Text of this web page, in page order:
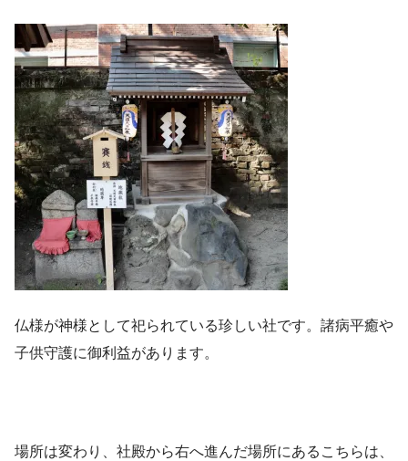
仏様が神様として祀られている珍しい社です。諸病平癒や
子供守護に御利益があります。
場所は変わり、社殿から右へ進んだ場所にあるこちらは、